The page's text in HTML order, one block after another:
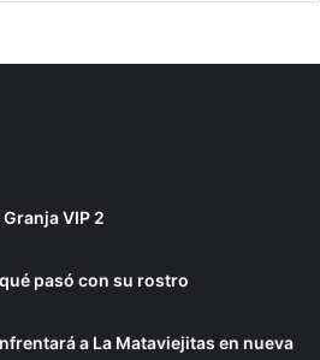
VIP 2
pasó con su rostro
a La Mataviejitas en nueva